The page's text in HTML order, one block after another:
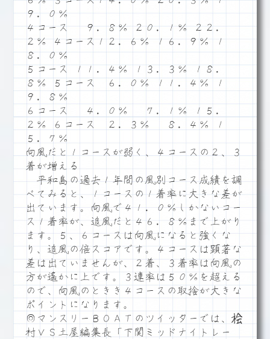
９．０％
４コース ９．８％ ２０．１％ ２２．
２％ ４コース１２．６％ １６．９％ １
８．０％
５コース １１．４％ １３．３％ １８．
８％ ５コース ６．０％ １１．４％ １
９．８％
６コース ４．０％ ７．１％ １５．
２％ ６コース ２．３％ ８．４％ １
５．７％
向風だと１コースが弱く、４コースの２、３
着が増える
平和島の過去１年間の風別コース成績を調
べてみると、１コースの１着率に大きな差が
出ています。向風で４１．０％しかないコー
ス１着率が、追風だと４６．８％まで上がり
ます。５、６コースは向風になると強くな
り、追風の倍スコアです。４コースは顕著な
差は出ていませんが、２着、３着率は向風の
方が遙かに上です。３連率は５０％を超える
ので、向風のときき４コースの取捨が大きな
ポイントになります。
◎マンスリーＢＯＡＴのツイッターでは、桧
村ＶＳ土屋編集長「下関ミッドナイトレー